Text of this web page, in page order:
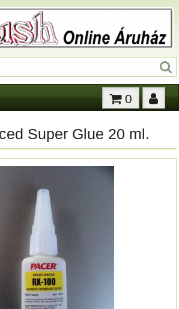
0
Super Glue 20 ml.